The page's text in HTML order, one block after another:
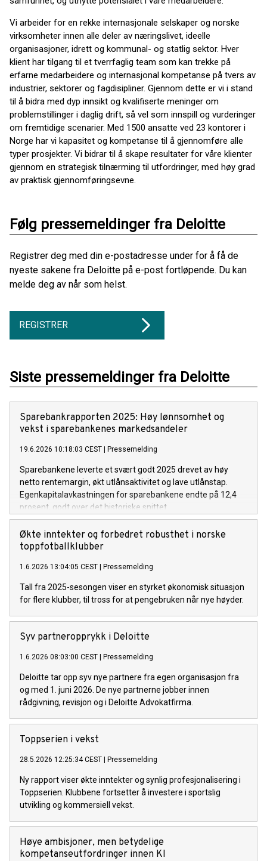
Vi arbeider for en rekke internasjonale selskaper og norske
virksomheter innen alle deler av næringslivet, ideelle
organisasjoner, idrett og kommunal- og statlig sektor. Hver
klient har tilgang til et tverrfaglig team som kan trekke på
erfarne medarbeidere og internasjonal kompetanse på tvers av
industrier, sektorer og fagdisipliner. Gjennom dette er vi i stand
til å bidra med dyp innsikt og kvalifiserte meninger om
problemstillinger i daglig drift, så vel som innspill og vurderinger
om fremtidige scenarier. Med 1500 ansatte ved 23 kontorer i
Norge har vi kapasitet og kompetanse til å gjennomføre alle
typer prosjekter. Vi bidrar til å skape resultater for våre klienter
gjennom en strategisk tilnærming til utfordringer, med høy grad
av praktisk gjennomføringsevne.
Følg pressemeldinger fra Deloitte
Registrer deg med din e-postadresse under for å få de
nyeste sakene fra Deloitte på e-post fortløpende. Du kan
melde deg av når som helst.
REGISTRER
Siste pressemeldinger fra Deloitte
Sparebankrapporten 2025: Høy lønnsomhet og
vekst i sparebankenes markedsandeler
19.6.2026 10:18:03 CEST Pressemelding
Sparebankene leverte et svært godt 2025 drevet av høy
netto rentemargin, økt utlånsaktivitet og lave utlånstap.
Egenkapitalavkastningen for sparebankene endte på 12,4
prosent, godt over det historiske snittet.
Økte inntekter og forbedret robusthet i norske
toppfotballklubber
1.6.2026 13:04:05 CEST Pressemelding
Tall fra 2025-sesongen viser en styrket økonomisk situasjon
for flere klubber, til tross for at pengebruken når nye høyder.
Syv partneropprykk i Deloitte
1.6.2026 08:03:00 CEST Pressemelding
Deloitte tar opp syv nye partnere fra egen organisasjon fra
og med 1. juni 2026. De nye partnerne jobber innen
rådgivning, revisjon og i Deloitte Advokatfirma.
Toppserien i vekst
28.5.2026 12:25:34 CEST Pressemelding
Ny rapport viser økte inntekter og synlig profesjonalisering i
Toppserien. Klubbene fortsetter å investere i sportslig
utvikling og kommersiell vekst.
Høye ambisjoner, men betydelige
kompetanseutfordringer innen KI